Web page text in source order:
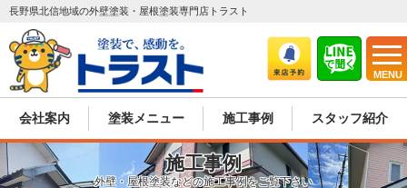
MENU
長野県北信地域の外壁塗装・屋根塗装専門店トラスト
会社案内 塗装メニュー 施工事例 スタッフ紹介
施工事例
外壁・屋根塗装などの施工事例をご覧下さい